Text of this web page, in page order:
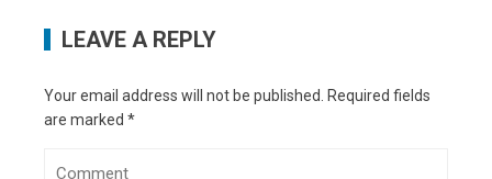
LEAVE A REPLY
Your email address will not be published.
Required fields
are marked *